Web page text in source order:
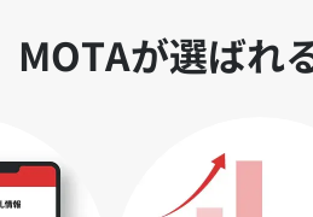
MOTAが選ばれ